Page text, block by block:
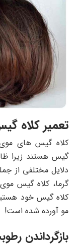
تعمیر کلاه
کلاه گیس های
گیس هستند زیرا
دلایل مختلفی از
گرما، کلاه گیس
کلاه گیس خود
مو آورده شده است!
بازگرداندن